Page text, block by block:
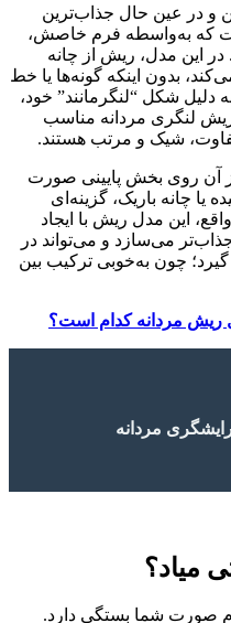
و در عین حال جذاب‌ترین
که به‌واسطه فرم خاصش،
این مدل، ریش از چانه
بدون اینکه گونه‌ها یا خط
دلیل شکل “لنگرمانند” خود،
لنگری مردانه مناسب
شیک و مرتب هستند.
آن روی بخش پایینی صورت
یا چانه باریک، گزینه‌ای
این مدل ریش با ایجاد
می‌سازد و می‌تواند در
چون به‌خوبی ترکیب بین
ریش مردانه کدام است؟
مردانه
میاد؟
صورت شما بستگی دارد.